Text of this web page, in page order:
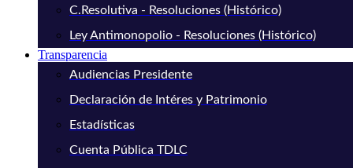
C.Resolutiva - Resoluciones (Histórico)
Ley Antimonopolio - Resoluciones (Histórico)
Transparencia
Audiencias Presidente
Declaración de Intéres y Patrimonio
Estadísticas
Cuenta Pública TDLC